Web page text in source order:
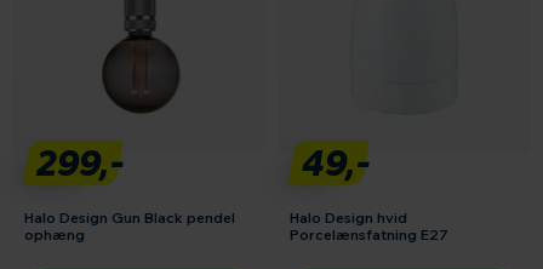
299,-
Halo Design Gun Black pendel
ophæng
49,-
Halo Design hvid
Porcelænsfatning E27